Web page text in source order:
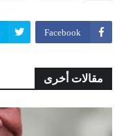
Facebook
مقالات أخرى